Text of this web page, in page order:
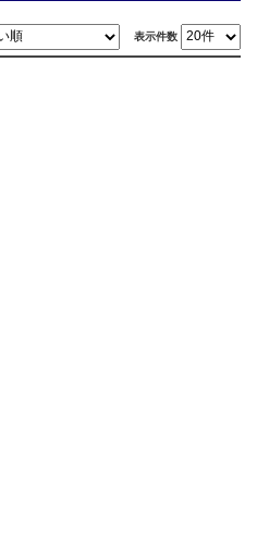
表示件数